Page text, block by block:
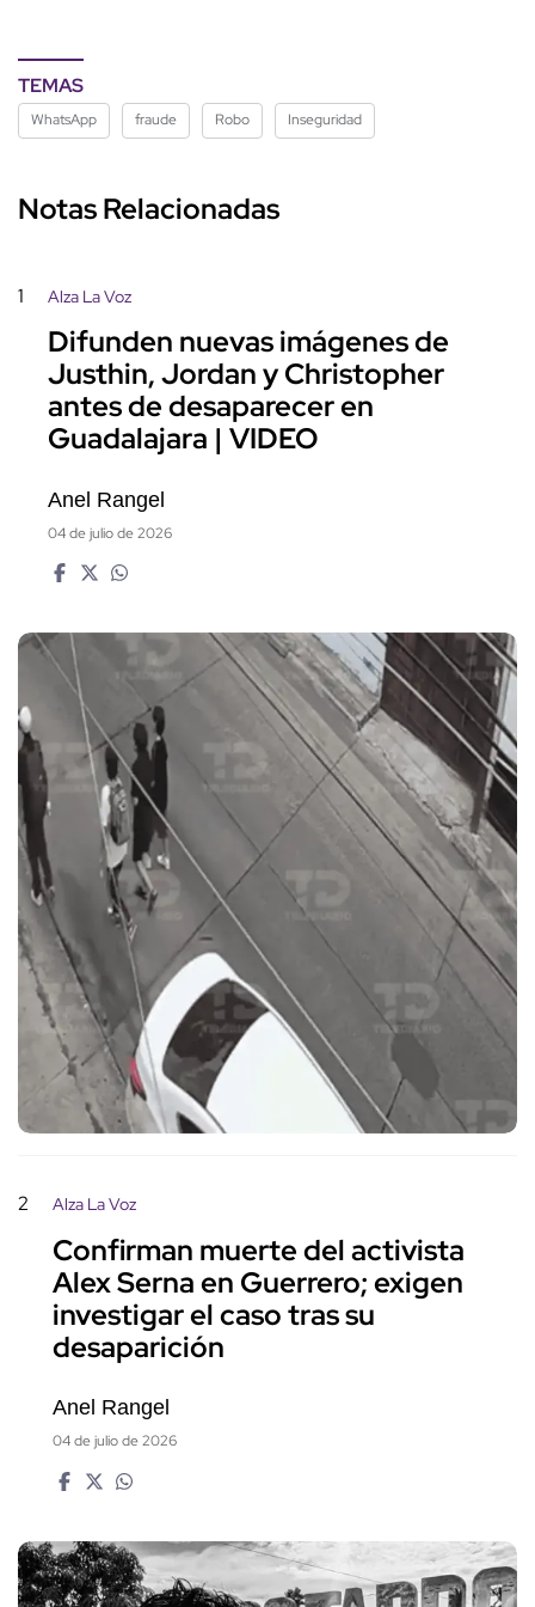
TEMAS
WhatsApp fraude Robo Inseguridad
Notas Relacionadas
1 Alza La Voz
Difunden nuevas imágenes de
Justhin, Jordan y Christopher
antes de desaparecer en
Guadalajara | VIDEO
Anel Rangel
04 de julio de 2026
2 Alza La Voz
Confirman muerte del activista
Alex Serna en Guerrero; exigen
investigar el caso tras su
desaparición
Anel Rangel
04 de julio de 2026